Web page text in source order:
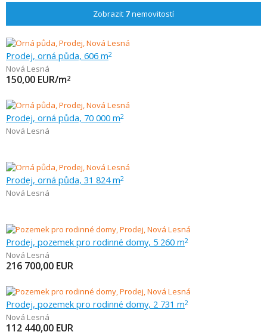
Zobrazit 7nemovitostí
Prodej, orná půda, 606 m2
Nová Lesná
150,00 EUR/m2
Prodej, orná půda, 70 000 m2
Nová Lesná
Prodej, orná půda, 31 824 m2
Nová Lesná
Prodej, pozemek pro rodinné domy, 5 260 m2
Nová Lesná
216 700,00 EUR
Prodej, pozemek pro rodinné domy, 2 731 m2
Nová Lesná
112 440,00 EUR